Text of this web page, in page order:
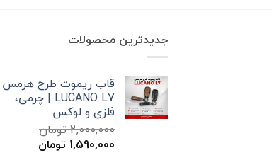
جدیدترین محصولات
قاب ریموت طرح هرمس
LUCANO L7 | چرمی،
فلزی و لوکس
2,000,000تومان
قیمت
1,590,000 تومان